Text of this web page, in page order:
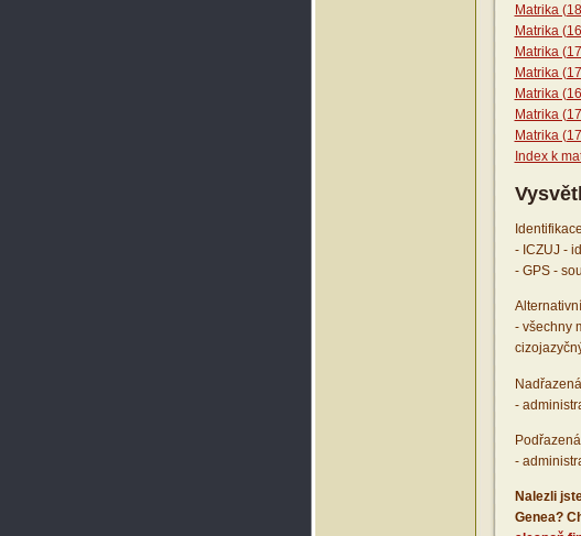
Matrika
Matrika
Matrika
Matrika
Matrika
Matrika
Matrika
Index k
Identifikace
- ICZUJ -
- GPS -
- všechny
-
-
Nalezli
Genea?